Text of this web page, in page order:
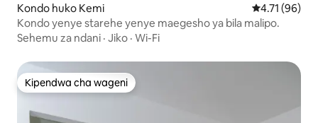
Kondo huko Kemi Ukadiriaji wa
4.71 (96)
Kondo yenye starehe yenye maegesho ya bila malipo.
Sehemu za ndani · Jiko · Wi-Fi
Kipendwa cha wageni
Kipendwa cha wageni